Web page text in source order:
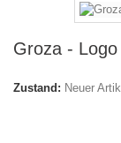
Groza -
Zustand: Neuer